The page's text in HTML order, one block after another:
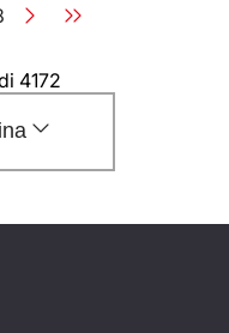
4172